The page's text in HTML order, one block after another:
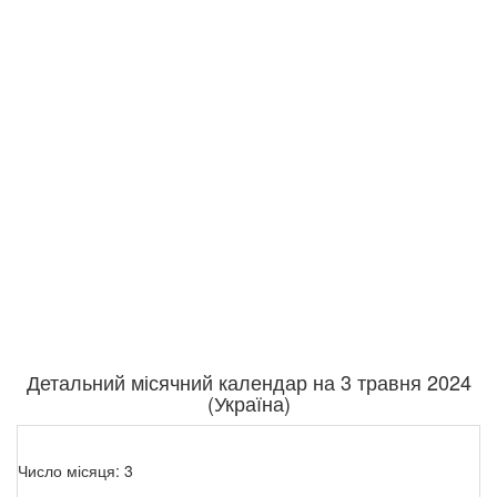
Детальний місячний календар на 3 травня 2024
(Україна)
Число місяця: 3